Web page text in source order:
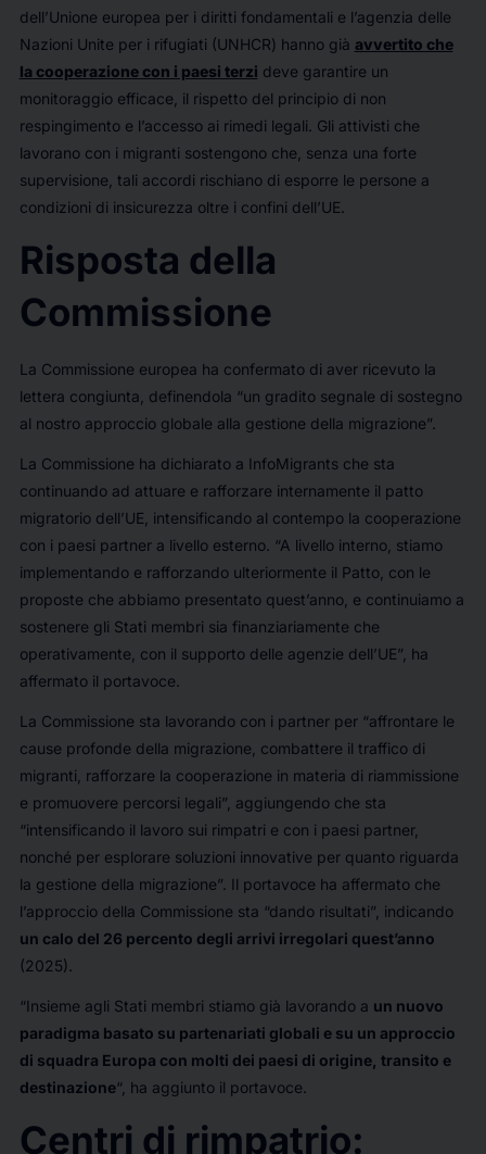
dell’Unione europea per i diritti fondamentali e l’agenzia delle
Nazioni Unite per i rifugiati (UNHCR) hanno già avvertito che
la cooperazione con i paesi terzi deve garantire un
monitoraggio efficace, il rispetto del principio di non
respingimento e l’accesso ai rimedi legali. Gli attivisti che
lavorano con i migranti sostengono che, senza una forte
supervisione, tali accordi rischiano di esporre le persone a
condizioni di insicurezza oltre i confini dell’UE.
Risposta della
Commissione
La Commissione europea ha confermato di aver ricevuto la
lettera congiunta, definendola “un gradito segnale di sostegno
al nostro approccio globale alla gestione della migrazione”.
La Commissione ha dichiarato a InfoMigrantsche sta
continuando ad attuare e rafforzare internamente il patto
migratorio dell’UE, intensificando al contempo la cooperazione
con i paesi partner a livello esterno. “A livello interno, stiamo
implementando e rafforzando ulteriormente il Patto, con le
proposte che abbiamo presentato quest’anno, e continuiamo a
sostenere gli Stati membri sia finanziariamente che
operativamente, con il supporto delle agenzie dell’UE”, ha
affermato il portavoce.
La Commissione sta lavorando con i partner per “affrontare le
cause profonde della migrazione, combattere il traffico di
migranti, rafforzare la cooperazione in materia di riammissione
e promuovere percorsi legali”, aggiungendo che sta
“intensificando il lavoro sui rimpatri e con i paesi partner,
nonché per esplorare soluzioni innovative per quanto riguarda
la gestione della migrazione”. Il portavoce ha affermato che
l’approccio della Commissione sta “dando risultati”, indicando
un calo del 26 percento degli arrivi irregolari quest’anno
(2025).
“Insieme agli Stati membri stiamo già lavorando a un nuovo
paradigma basato su partenariati globali e su un approccio
di squadra Europa con molti dei paesi di origine, transito e
destinazione“, ha aggiunto il portavoce.
Centri di rimpatrio: